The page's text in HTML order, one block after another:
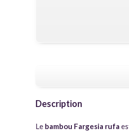
Description
Le bambou Fargesia rufa